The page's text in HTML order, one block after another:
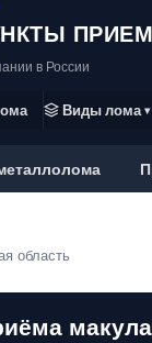
в России
Виды лома ▾
область